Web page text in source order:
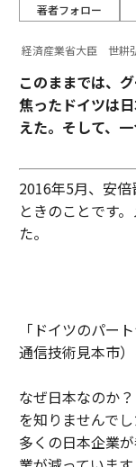
著者フォロー
経済産業省大臣 世耕
このままでは、
焦ったドイツは
えた。そして、
2016年5月、安
ときのことです
た。
「ドイツのパー
通信技術見本市
なぜ日本なのか
を知りませんで
多くの日本企業